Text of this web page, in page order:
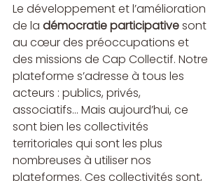
Le développement et l’amélioration
de la démocratie participative sont
au cœur des préoccupations et
des missions de Cap Collectif. Notre
plateforme s’adresse à tous les
acteurs : publics, privés,
associatifs… Mais aujourd’hui, ce
sont bien les collectivités
territoriales qui sont les plus
nombreuses à utiliser nos
plateformes. Ces collectivités sont,